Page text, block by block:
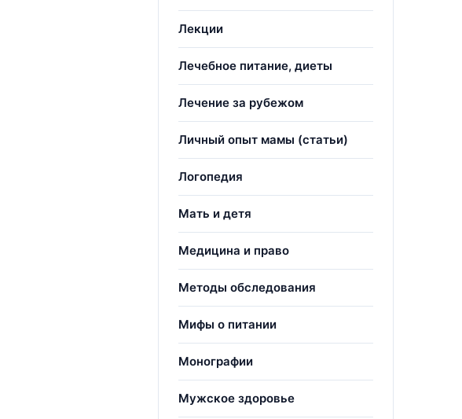
Лекции
Лечебное питание, диеты
Лечение за рубежом
Личный опыт мамы (статьи)
Логопедия
Мать и детя
Медицина и право
Методы обследования
Мифы о питании
Монографии
Мужское здоровье